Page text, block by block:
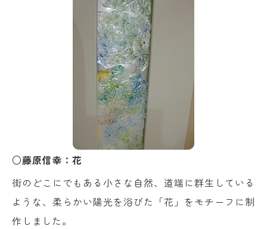
○藤原信幸：花
街のどこにでもある小さな自然、道端に群生している
ような、柔らかい陽光を浴びた「花」をモチーフに制
作しました。